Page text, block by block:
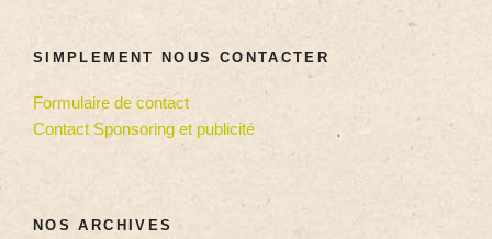
SIMPLEMENT NOUS CONTACTER
Formulaire de contact
Contact Sponsoring et publicité
NOS ARCHIVES